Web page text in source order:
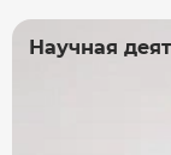
Научная